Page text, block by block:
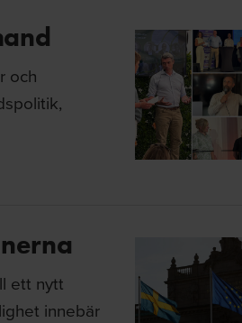
och
ett nytt
innebär